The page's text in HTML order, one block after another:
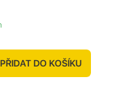
PŘIDAT DO KOŠÍKU